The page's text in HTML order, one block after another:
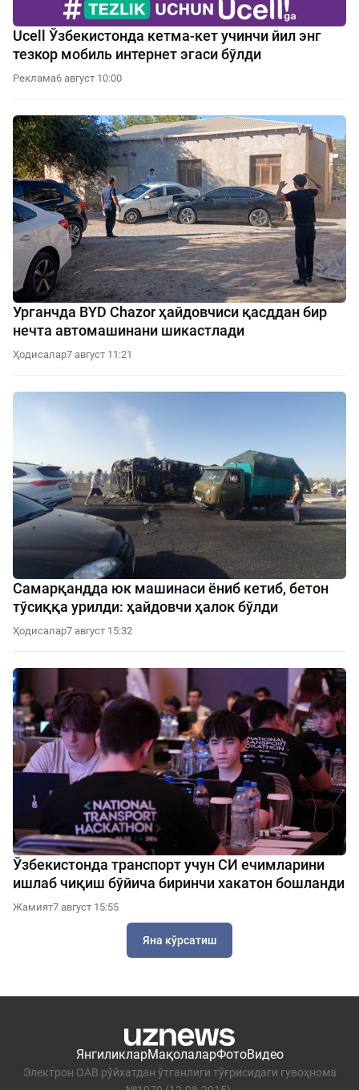
Ucell Ўзбекистонда кетма-кет учинчи йил энг
тезкор мобиль интернет эгаси бўлди
Реклама6 август 10:00
Урганчда BYD Chazor ҳайдовчиси қасддан бир
нечта автомашинани шикастлади
Ҳодисалар7 август 11:21
Самарқандда юк машинаси ёниб кетиб, бетон
тўсиққа урилди: ҳайдовчи ҳалок бўлди
Ҳодисалар7 август 15:32
Ўзбекистонда транспорт учун СИ ечимларини
ишлаб чиқиш бўйича биринчи хакатон бошланди
Жамият7 август 15:55
Яна кўрсатиш
ЯнгиликларМақолаларФотоВидео
Электрон ОАВ рўйхатдан ўтганлиги тўғрисидаги гувоҳнома